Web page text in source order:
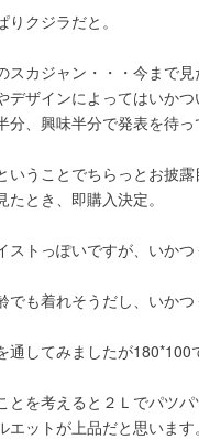
クジラだと。
スカジャン・・・今まで
デザインによってはいか
分、興味半分で発表を待っ
いうことでちらっとお披露
とき、即購入決定。
ストっぽいですが、いか
でも着れそうだし、いかつ
通してみましたが180*100
とを考えると２Ｌでパツ
エットが上品だと思います。